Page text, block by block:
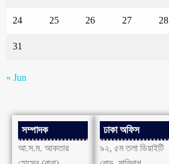
24 25 26 27 28
31
« Jun
সম্পাদক
আ.স.ম. আকতার
ঢাকা অফিস
৯২, ৫ম তলা ডিয়াইটি